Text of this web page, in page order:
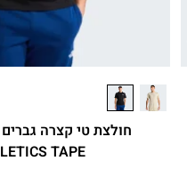
TAPE